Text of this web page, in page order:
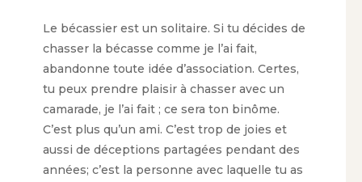
Le bécassier est un solitaire. Si tu décides de
chasser la bécasse comme je l’ai fait,
abandonne toute idée d’association. Certes,
tu peux prendre plaisir à chasser avec un
camarade, je l’ai fait ; ce sera ton binôme.
C’est plus qu’un ami. C’est trop de joies et
aussi de déceptions partagées pendant des
années; c’est la personne avec laquelle tu as